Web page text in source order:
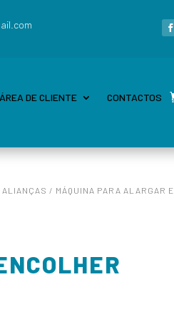
ÁREA DE CLIENTE CONTACTOS
/ MÁQUINA PARA ALARGAR E